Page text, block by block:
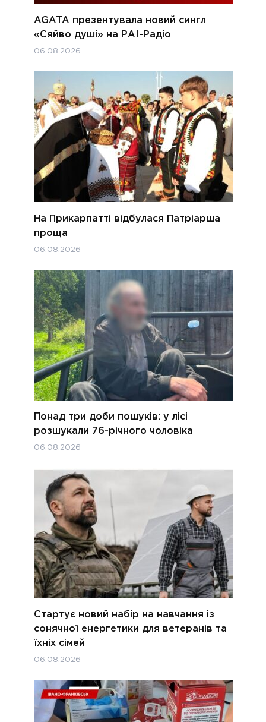
AGATA презентувала новий сингл
«Сяйво душі» на РАІ-Радіо
06.08.2026
На Прикарпатті відбулася Патріарша
проща
06.08.2026
Понад три доби пошуків: у лісі
розшукали 76-річного чоловіка
06.08.2026
Стартує новий набір на навчання із
сонячної енергетики для ветеранів та
їхніх сімей
06.08.2026